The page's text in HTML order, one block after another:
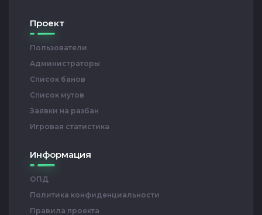
Проект
Пользователи
Администраторы
Список банов
Список мутов
Заявки на разбан
Игровая статистика
Информация
ОПД
Политика конфиденциальности
Правила проекта